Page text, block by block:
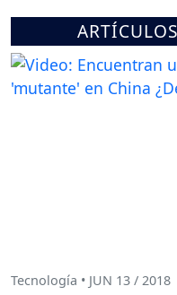
Tecnología • JUN 13 / 2018